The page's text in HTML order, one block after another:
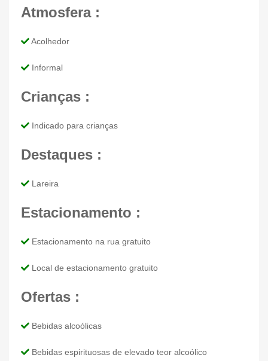
Atmosfera :
Acolhedor
Informal
Crianças :
Indicado para crianças
Destaques :
Lareira
Estacionamento :
Estacionamento na rua gratuito
Local de estacionamento gratuito
Ofertas :
Bebidas alcoólicas
Bebidas espirituosas de elevado teor alcoólico